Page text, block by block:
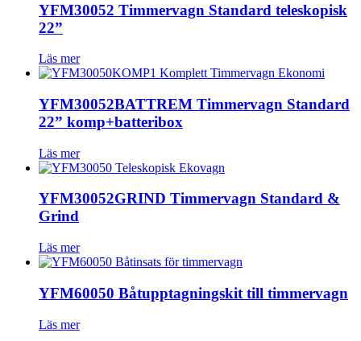
YFM30052 Timmervagn Standard teleskopisk
22”
Läs mer
YFM30052BATTREM Timmervagn Standard
22” komp+batteribox
Läs mer
YFM30052GRIND Timmervagn Standard &
Grind
Läs mer
YFM60050 Båtupptagningskit till timmervagn
Läs mer